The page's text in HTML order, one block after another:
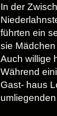
In der
führten ein
sie
Auch willige
Während
Gast- haus